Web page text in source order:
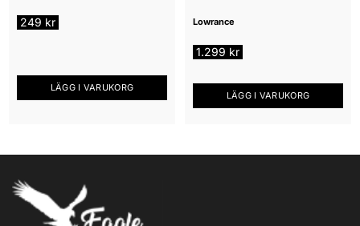
249 kr
LÄGG I VARUKORG
Lowrance
1.299 kr
LÄGG I VARUKORG